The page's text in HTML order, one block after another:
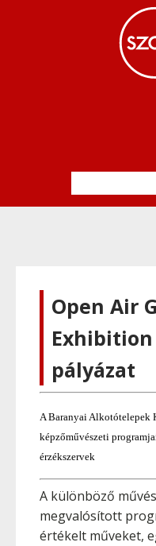
Open Air
Exhibition
pályázat
A Baranyai Alkotótelepek
képzőművészeti
érzékszervek
A különböző
megvalósított
értékelt műveket,